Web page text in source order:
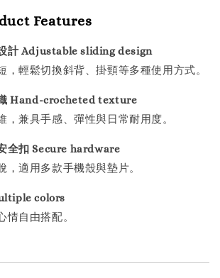
Features
計 Adjustable sliding design
，輕鬆切換斜背、掛頸等多種使用方式。
Hand-crocheted texture
，兼具手感、彈性與日常耐用度。
全扣 Secure hardware
，適用多款手機殼與墊片。
colors
情自由搭配。